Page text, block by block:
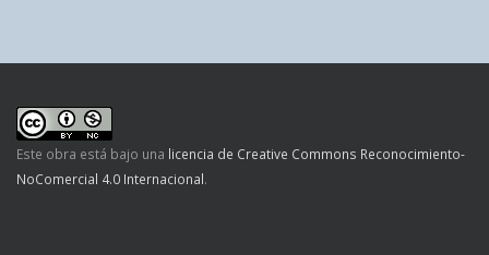
Este obra está bajo una licencia de Creative Commons Reconocimiento-
NoComercial 4.0 Internacional.